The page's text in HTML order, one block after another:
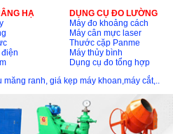
HẠ
DỤNG CỤ ĐO LƯỜNG
Máy đo khoảng cách
Máy cân mực laser
Thước cặp Panme
Máy thủy bình
Dụng cụ đo tổng hợp
măng ranh, giá kẹp máy khoan,máy cắt,..